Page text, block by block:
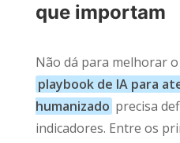
que importam
Não dá para melhorar
playbook de IA para
humanizado precisa
indicadores. Entre os